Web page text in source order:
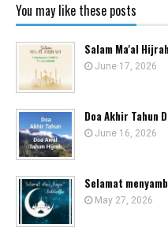
You may like these posts
Salam Ma'al
June 17, 2026
Doa Akhir Tahun
June 16, 2026
Selamat
May 27, 2026